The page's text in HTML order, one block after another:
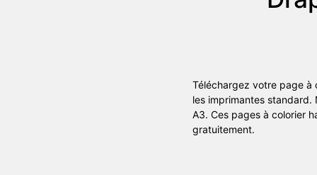
Téléchargez votre page à
les imprimantes standard.
A3. Ces pages à colorier
gratuitement.